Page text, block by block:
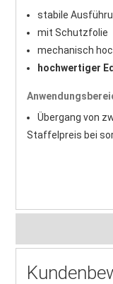
stabile
mit Schutzfolie
mechanisch
hochwertiger
Übergang von
Staffelpreis bei